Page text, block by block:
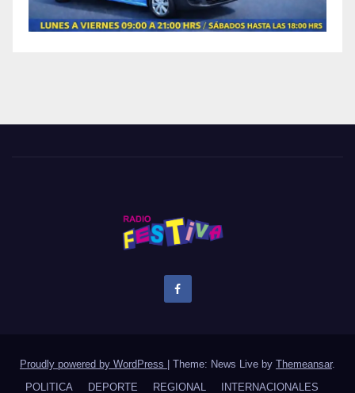
Proudly powered by WordPress Theme: News Live by Themeansar.
POLITICA
DEPORTE REGIONAL INTERNACIONALES